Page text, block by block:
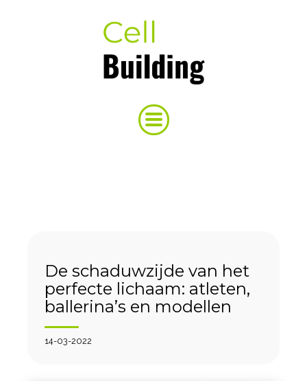
De schaduwzijde van het
perfecte lichaam: atleten,
ballerina’s en modellen
14-03-2022